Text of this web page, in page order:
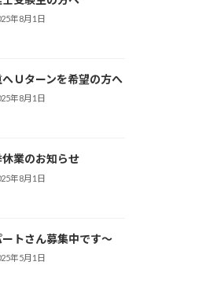
年8月1日
へＵターンを希望の方へ
年8月1日
業のお知らせ
年8月1日
トさん募集中です～
年5月1日